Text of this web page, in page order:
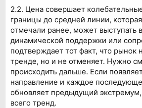
2.2. Цена совершает
границы до средней линии,
отмечали ранее, может выступать
динамической поддержки или
подтверждает тот факт, что рынок
тренде, но и не отменяет. Нужно
происходить дальше. Если
направление и каждое
обновляет предыдущий экстремум,
всего тренд.